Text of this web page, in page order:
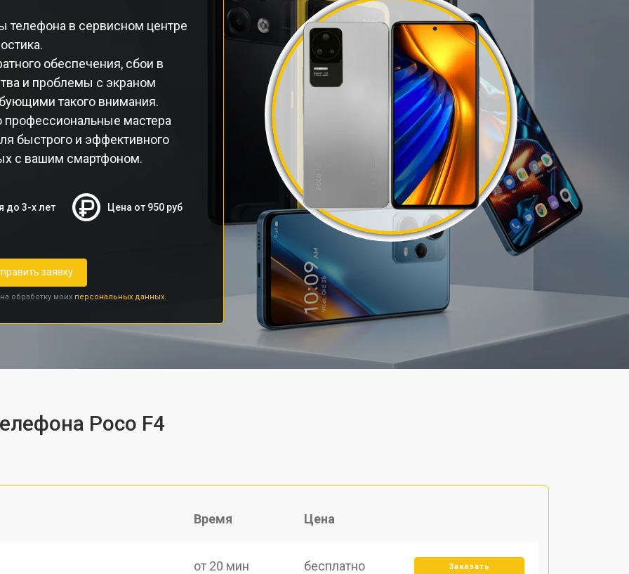
телефона в сервисном центре
обеспечения, сбои в
и проблемы с экраном
такого внимания.
мастера
быстрого и эффективного
с вашим смартфоном.
до 3-х лет Цена от 950 руб
заявку
обработку моих персональных данных.
Poco F4
Время Цена
от 20 мин бесплатно Заказать